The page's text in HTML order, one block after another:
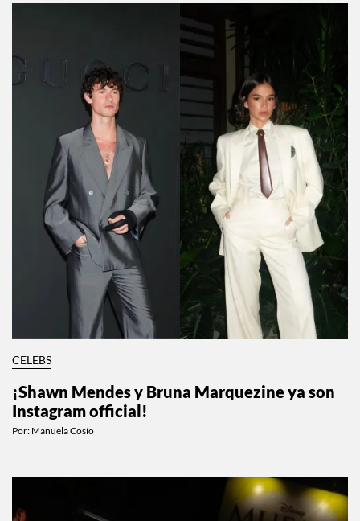
CELEBS
¡Shawn Mendes y Bruna Marquezine ya son
Instagram official!
Por: Manuela Cosío